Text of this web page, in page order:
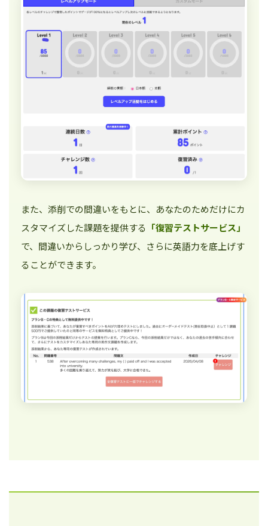
また、添削での間違いをもとに、あなたのためだけにカ
スタマイズした課題を提供する 「復習テストサービス」
で、間違いからしっかり学び、さらに英語力を底上げす
ることができます。